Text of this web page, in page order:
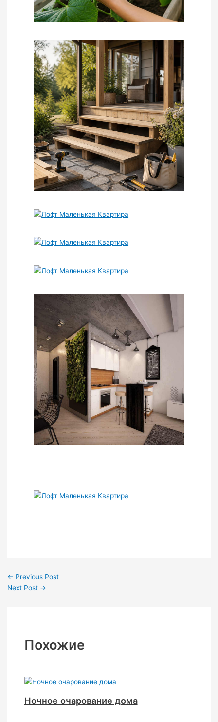
← Previous Post
Next Post →
Похожие
Ночное очарование дома